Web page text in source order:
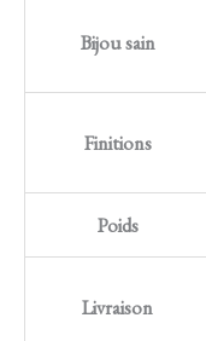
Bijou sain
Finitions
Poids
Livraison